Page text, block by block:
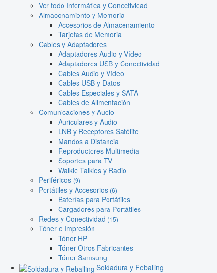
Ver todo Informática y Conectividad
Almacenamiento y Memoria
Accesorios de Almacenamiento
Tarjetas de Memoria
Cables y Adaptadores
Adaptadores Audio y Vídeo
Adaptadores USB y Conectividad
Cables Audio y Vídeo
Cables USB y Datos
Cables Especiales y SATA
Cables de Alimentación
Comunicaciones y Audio
Auriculares y Audio
LNB y Receptores Satélite
Mandos a Distancia
Reproductores Multimedia
Soportes para TV
Walkie Talkies y Radio
Periféricos (9)
Portátiles y Accesorios (6)
Baterías para Portátiles
Cargadores para Portátiles
Redes y Conectividad (15)
Tóner e Impresión
Tóner HP
Tóner Otros Fabricantes
Tóner Samsung
Soldadura y Reballing